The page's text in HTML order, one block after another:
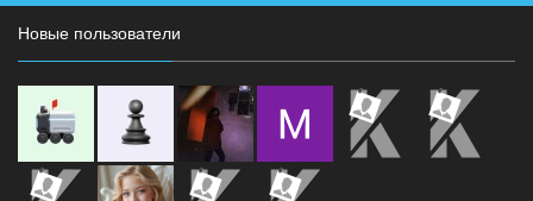
Новые пользователи